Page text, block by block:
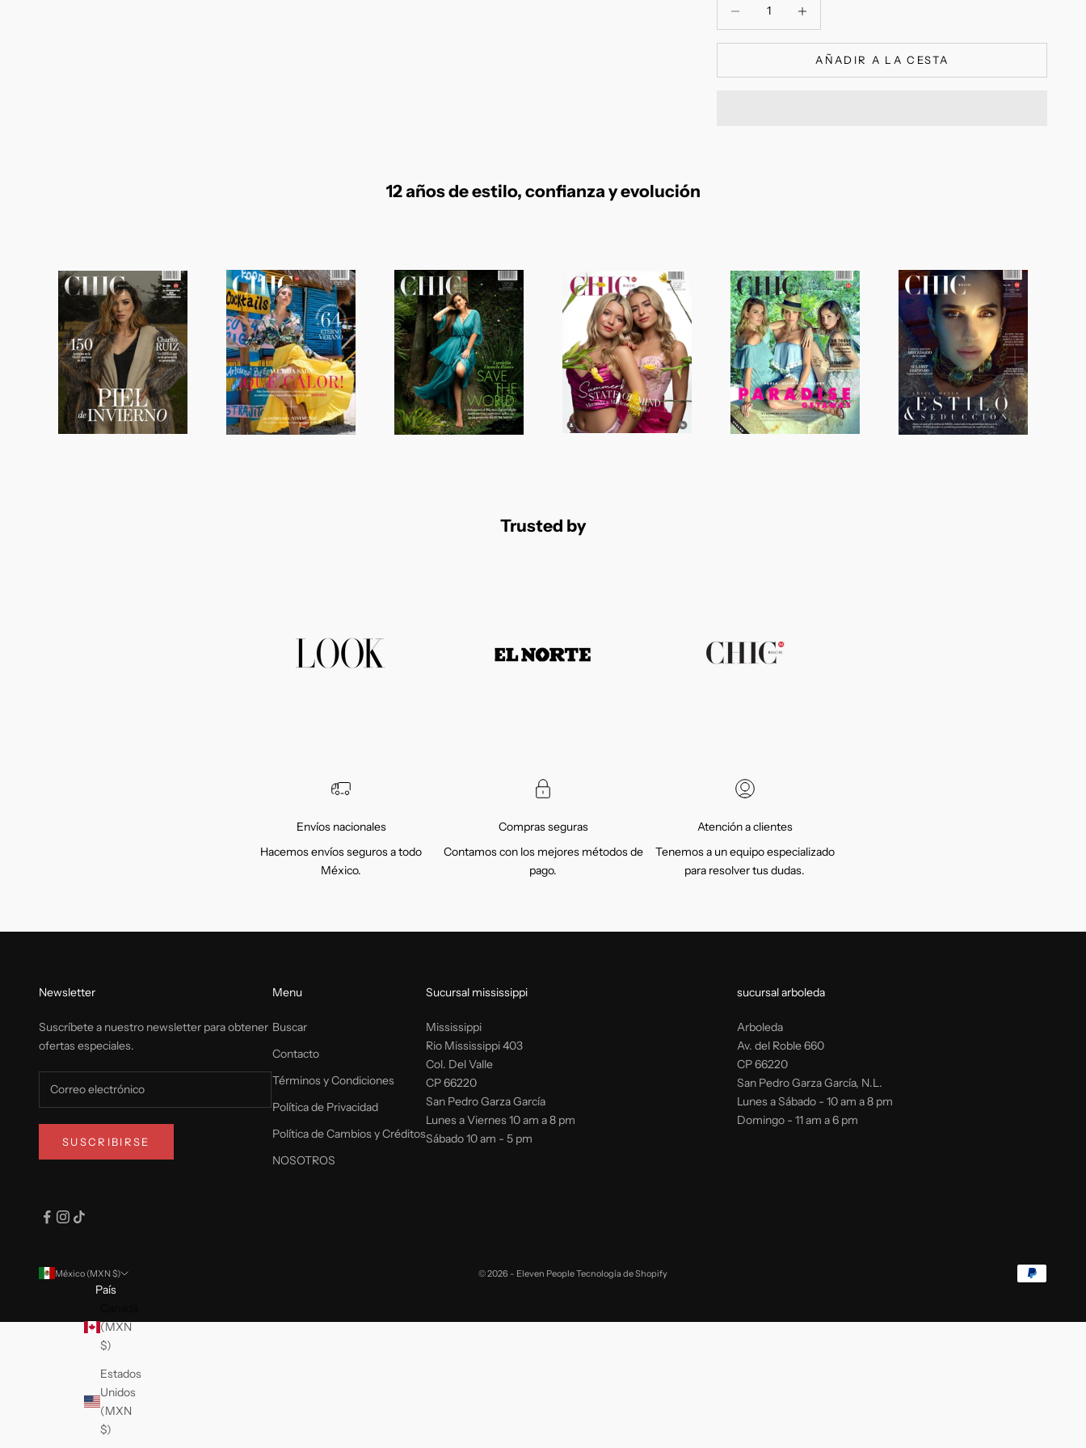
AÑADIR A LA CESTA
12 años de estilo, confianza y evolución
Trusted by
Envíos nacionales
Hacemos envíos seguros a todo
México.
Compras seguras
Contamos con los mejores métodos de
pago.
Atención a clientes
Tenemos a un equipo especializado
para resolver tus dudas.
Newsletter
Suscríbete a nuestro newsletter para obtener
ofertas especiales.
SUSCRIBIRSE
Menu
Buscar
Contacto
Términos y Condiciones
Política de Privacidad
Política de Cambios y Créditos
NOSOTROS
Sucursal mississippi
Mississippi
Rio Mississippi 403
Col. Del Valle
CP 66220
San Pedro Garza García
Lunes a Viernes 10 am a 8 pm
Sábado 10 am - 5 pm
sucursal arboleda
Arboleda
Av. del Roble 660
CP 66220
San Pedro Garza García, N.L.
Lunes a Sábado - 10 am a 8 pm
Domingo - 11 am a 6 pm
México (MXN $)
País
(MXN
$)
Estados
Unidos
(MXN
$)
© 2026 - Eleven PeopleTecnología de Shopify